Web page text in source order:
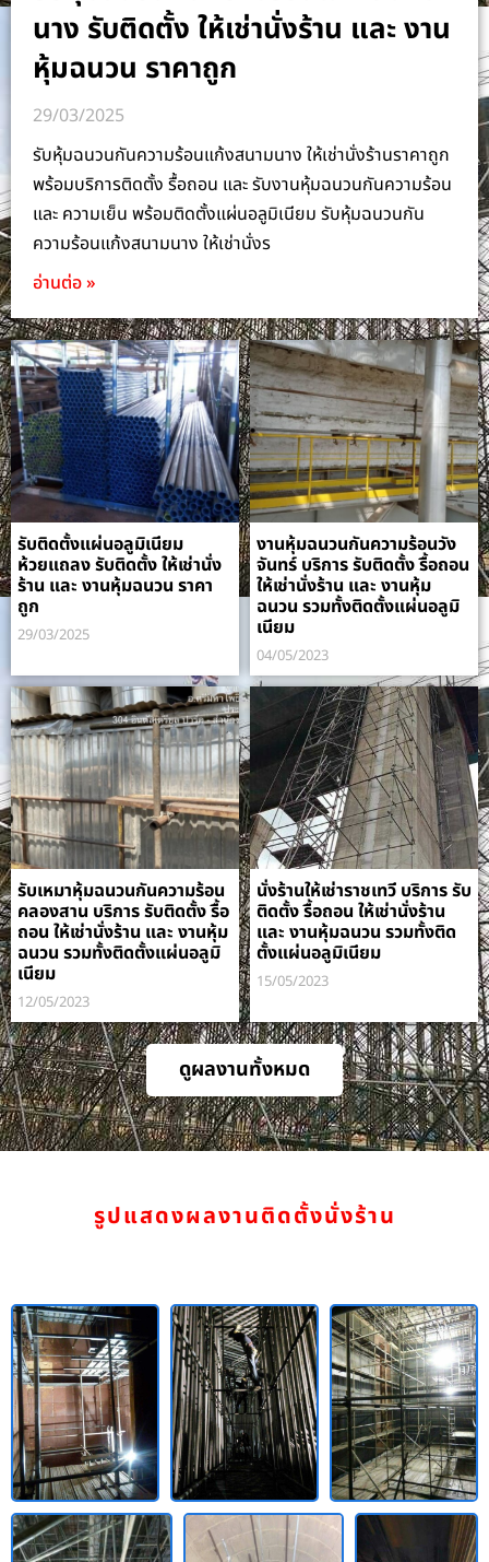
นาง รับติดตั้ง ให้เช่านั่งร้าน และ งาน
หุ้มฉนวน ราคาถูก
29/03/2025
รับหุ้มฉนวนกันความร้อนแก้งสนามนาง ให้เช่านั่งร้านราคาถูก
พร้อมบริการติดตั้ง รื้อถอน และ รับงานหุ้มฉนวนกันความร้อน
และ ความเย็น พร้อมติดตั้งแผ่นอลูมิเนียม รับหุ้มฉนวนกัน
ความร้อนแก้งสนามนาง ให้เช่านั่งร
อ่านต่อ »
รับติดตั้งแผ่นอลูมิเนียม
ห้วยแถลง รับติดตั้ง ให้เช่านั่ง
ร้าน และ งานหุ้มฉนวน ราคา
ถูก
29/03/2025
งานหุ้มฉนวนกันความร้อนวัง
จันทร์ บริการ รับติดตั้ง รื้อถอน
ให้เช่านั่งร้าน และ งานหุ้ม
ฉนวน รวมทั้งติดตั้งแผ่นอลูมิ
เนียม
04/05/2023
รับเหมาหุ้มฉนวนกันความร้อน
คลองสาน บริการ รับติดตั้ง รื้อ
ถอน ให้เช่านั่งร้าน และ งานหุ้ม
ฉนวน รวมทั้งติดตั้งแผ่นอลูมิ
เนียม
12/05/2023
นั่งร้านให้เช่าราชเทวี บริการ รับ
ติดตั้ง รื้อถอน ให้เช่านั่งร้าน
และ งานหุ้มฉนวน รวมทั้งติด
ตั้งแผ่นอลูมิเนียม
15/05/2023
ดูผลงานทั้งหมด
รูปแสดงผลงานติดตั้งนั่งร้าน